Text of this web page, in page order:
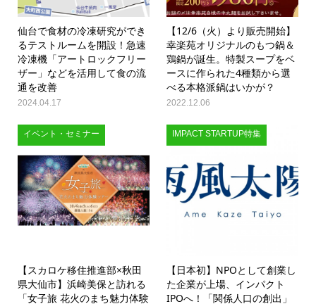
仙台で食材の冷凍研究ができ
るテストルームを開設！急速
冷凍機「アートロックフリー
ザー」などを活用して食の流
通を改善
2024.04.17
【12/6（火）より販売開始】
幸楽苑オリジナルのもつ鍋＆
鶏鍋が誕生。特製スープをベ
ースに作られた4種類から選
べる本格派鍋はいかが？
2022.12.06
イベント・セミナー
【スカロケ移住推進部×秋田
県大仙市】浜崎美保と訪れる
「女子旅 花火のまち魅力体験
IMPACT STARTUP特集
【日本初】NPOとして創業し
た企業が上場、インパクト
IPOへ！「関係人口の創出」